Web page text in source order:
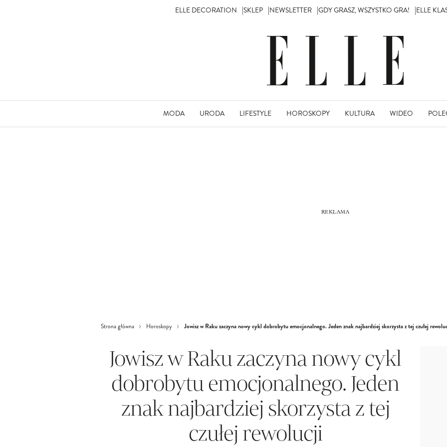
ELLE DECORATION SKLEP NEWSLETTER GDY GRASZ, WSZYSTKO GRA! ELLE
MODA URODA LIFESTYLE HOROSKOPY KULTURA WIDEO
Strona główna Horoskopy Jowisz w Raku zaczyna nowy cykl dobrobytu emocjonalnego. Jeden znak najbardziej skorzysta z tej czułej
Jowisz w Raku zaczyna nowy cykl
dobrobytu emocjonalnego. Jeden
znak najbardziej skorzysta z tej
czułej rewolucji